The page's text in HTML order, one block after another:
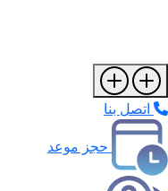
اتصل بنا
حجز موعد